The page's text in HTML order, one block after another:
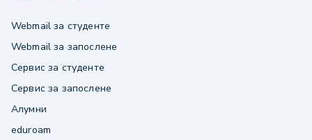
Webmail за студенте
Webmail за запослене
Сервис за студенте
Сервис за запослене
Алумни
eduroam